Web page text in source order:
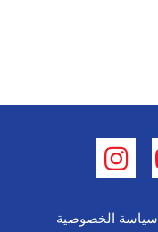
سياسة الخصوصية